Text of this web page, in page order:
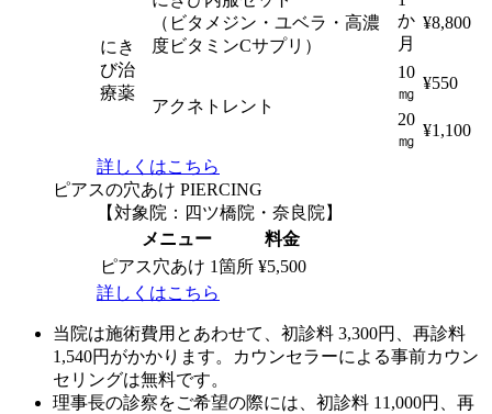
にき
び治
療薬
（ビタメジン・ユベラ・高濃
度ビタミンCサプリ）
か
月
¥8,800
アクネトレント
10
㎎
¥550
20
㎎
¥1,100
詳しくはこちら
ピアスの穴あけ PIERCING
【対象院：四ツ橋院・奈良院】
メニュー
料金
ピアス穴あけ 1箇所 ¥5,500
詳しくはこちら
当院は施術費用とあわせて、初診料 3,300円、再診料
1,540円がかかります。カウンセラーによる事前カウン
セリングは無料です。
理事長の診察をご希望の際には、初診料 11,000円、再